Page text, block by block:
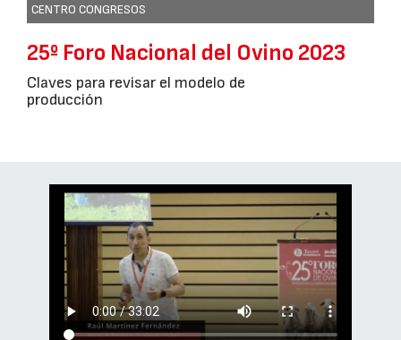
CENTRO CONGRESOS
25º Foro Nacional del Ovino 2023
Claves para revisar el modelo de
producción